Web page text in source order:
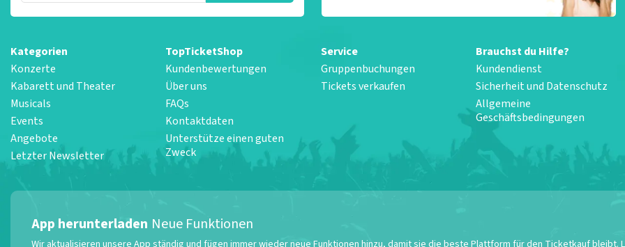
Kategorien
Konzerte
Kabarett und Theater
Musicals
Events
Angebote
Letzter Newsletter
TopTicketShop
Kundenbewertungen
Über uns
FAQs
Kontaktdaten
Unterstütze einen guten
Zweck
Service
Gruppenbuchungen
Tickets verkaufen
Brauchst du Hilfe?
Kundendienst
Sicherheit und Datenschutz
Allgemeine
Geschäftsbedingungen
App herunterladen Neue Funktionen